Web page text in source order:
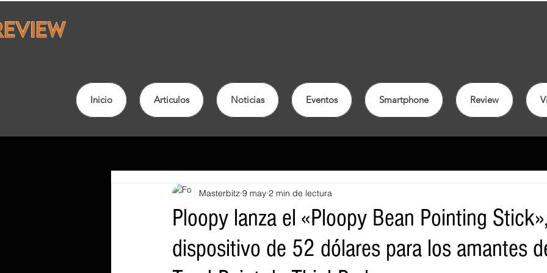
Inicio Articulos Noticias Eventos Smartphone Review
Ploopy lanza el «Ploopy Bean Pointing
dispositivo de 52 dólares para los amantes
Masterbitz 9 may 2 min de lectura